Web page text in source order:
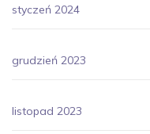
styczeń 2024
grudzień 2023
listopad 2023